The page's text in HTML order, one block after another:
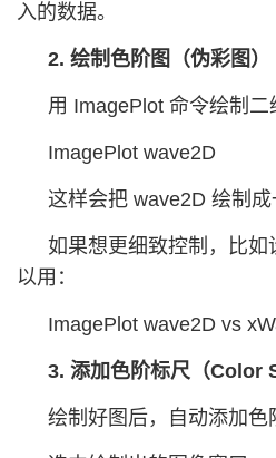
入的数据。
2. 绘制色阶图（伪彩图）
用 ImagePlot 命令绘制二
ImagePlot wave2D
这样会把 wave2D 绘制成
如果想更细致控制，比如
以用：
ImagePlot wave2D vs
3. 添加色阶标尺（Color
绘制好图后，自动添加色